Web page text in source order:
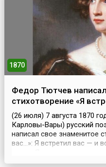
1870
Федор Тютчев
стихотворение «Я
(26 июля) 7 августа 1870
Карловы-Вары) русский
написал свое знаменитое
вас…»: Я встретил вас — и
тепло…Как поздней